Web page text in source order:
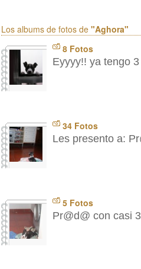
Los albums de fotos de "Aghora"
8 Fotos
Eyyyy!! ya tengo
34 Fotos
Les presento a:
5 Fotos
Pr@d@ con casi